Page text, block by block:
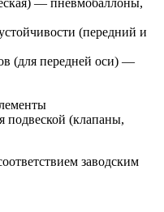
— пневмобаллоны,
(передний и
(для передней оси) —
подвеской (клапаны,
заводским